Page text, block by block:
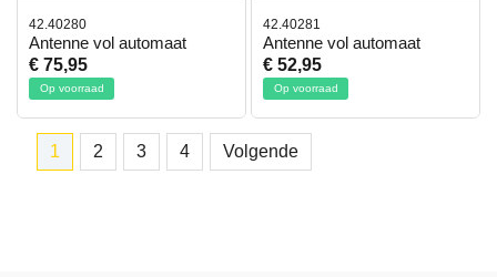
42.40280
Antenne vol automaat
€ 75,95
Op voorraad
42.40281
Antenne vol automaat
€ 52,95
Op voorraad
1 2 3 4 Volgende